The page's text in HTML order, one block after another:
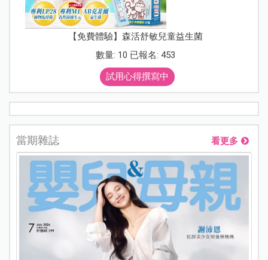
【免費體驗】森活舒敏兒童益生菌
數量: 10 已報名: 453
試用心得撰寫中
當期雜誌 看更多